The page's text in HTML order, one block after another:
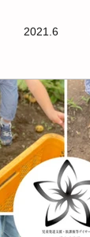
2021.6